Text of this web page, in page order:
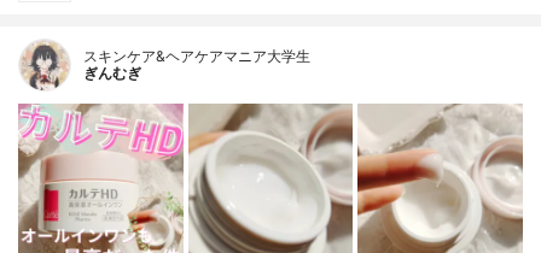
スキンケア&ヘアケアマニア大学生
ぎんむぎ